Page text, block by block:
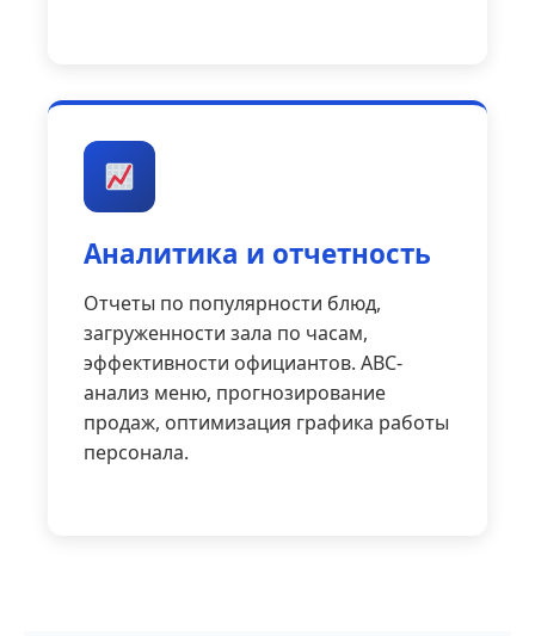
Аналитика и отчетность
Отчеты по популярности блюд,
загруженности зала по часам,
эффективности официантов. ABC-
анализ меню, прогнозирование
продаж, оптимизация графика работы
персонала.